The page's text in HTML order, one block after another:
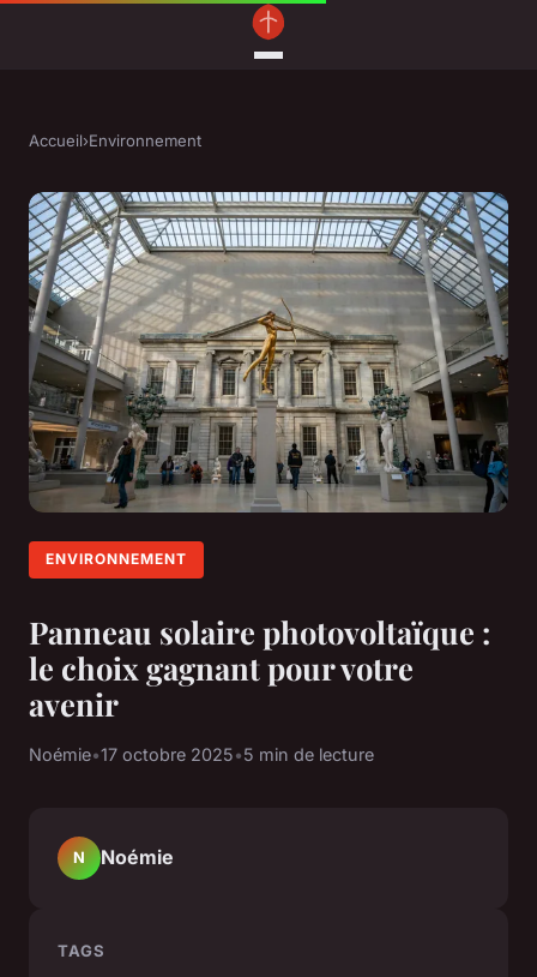
Accueil›Environnement
ENVIRONNEMENT
Panneau solaire photovoltaïque :
le choix gagnant pour votre
avenir
Noémie•17 octobre 2025•5 min de lecture
N Noémie
TAGS